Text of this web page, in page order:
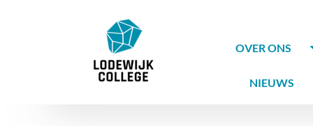
OVER ONS
NIEUWS